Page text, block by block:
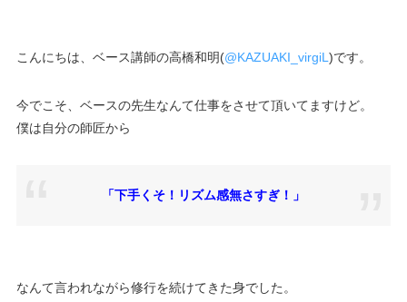
こんにちは、ベース講師の高橋和明(@KAZUAKI_virgiL )です。
今でこそ、ベースの先生なんて仕事をさせて頂いてますけど。
僕は自分の師匠から
「下手くそ！リズム感無さすぎ！」
なんて言われながら修行を続けてきた身でした。